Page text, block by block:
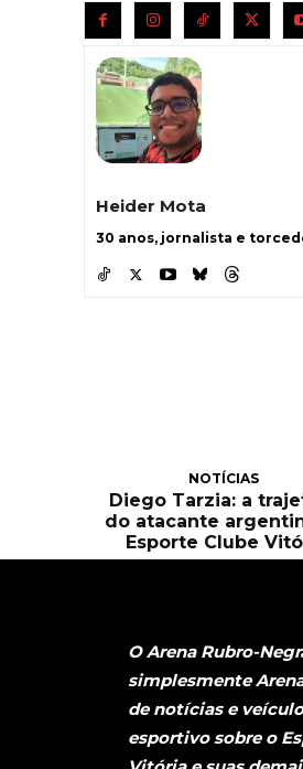
Heider Mota
30 anos, jornalista e
NOTÍCIAS
Diego Tarzia: a
do atacante
Esporte Clube
O Arena Rubro-
simplesmente
de notícias e
esportivo sobre o